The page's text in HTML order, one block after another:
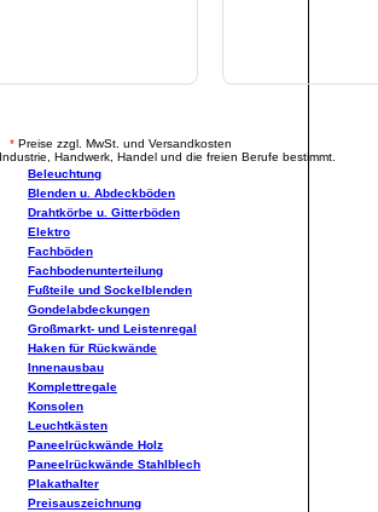
* Preise zzgl. MwSt. und Versandkosten
Handwerk, Handel und die freien Berufe bestimmt.
Beleuchtung
Blenden u. Abdeckböden
Drahtkörbe u. Gitterböden
Elektro
Fachböden
Fachbodenunterteilung
Fußteile und Sockelblenden
Gondelabdeckungen
Großmarkt- und Leistenregal
Haken für Rückwände
Innenausbau
Komplettregale
Konsolen
Leuchtkästen
Paneelrückwände Holz
Paneelrückwände Stahlblech
Plakathalter
Preisauszeichnung